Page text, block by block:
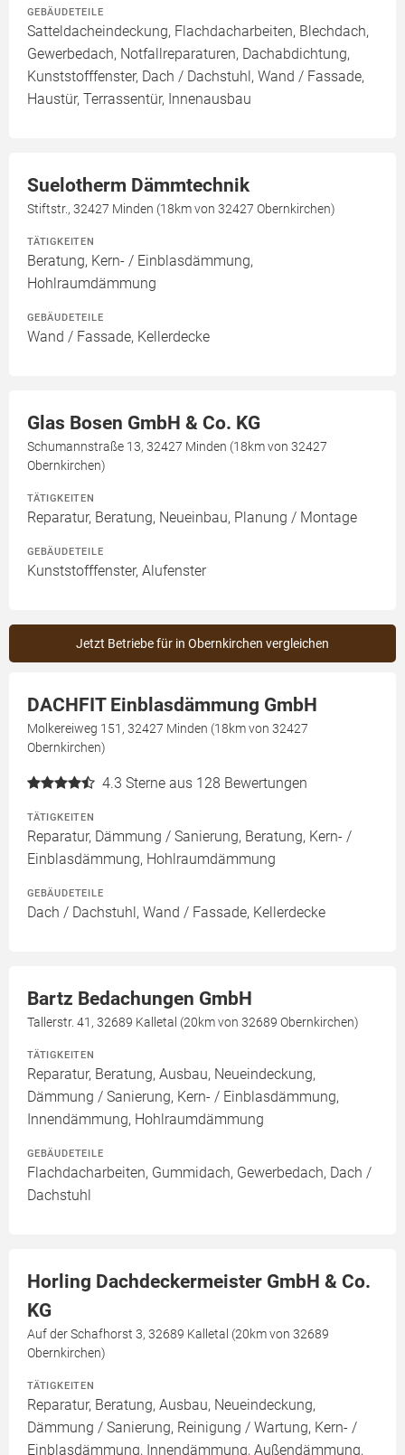
GEBÄUDETEILE
Satteldacheindeckung, Flachdacharbeiten, Blechdach,
Gewerbedach, Notfallreparaturen, Dachabdichtung,
Kunststofffenster, Dach / Dachstuhl, Wand / Fassade,
Haustür, Terrassentür, Innenausbau
Suelotherm Dämmtechnik
Stiftstr., 32427 Minden (18km von 32427 Obernkirchen)
TÄTIGKEITEN
Beratung, Kern- / Einblasdämmung,
Hohlraumdämmung
GEBÄUDETEILE
Wand / Fassade, Kellerdecke
Glas Bosen GmbH & Co. KG
Schumannstraße 13, 32427 Minden (18km von 32427
Obernkirchen)
TÄTIGKEITEN
Reparatur, Beratung, Neueinbau, Planung / Montage
GEBÄUDETEILE
Kunststofffenster, Alufenster
Jetzt Betriebe für in Obernkirchen vergleichen
DACHFIT Einblasdämmung GmbH
Molkereiweg 151, 32427 Minden (18km von 32427
Obernkirchen)
4.3 Sterne aus 128 Bewertungen
TÄTIGKEITEN
Reparatur, Dämmung / Sanierung, Beratung, Kern- /
Einblasdämmung, Hohlraumdämmung
GEBÄUDETEILE
Dach / Dachstuhl, Wand / Fassade, Kellerdecke
Bartz Bedachungen GmbH
Tallerstr. 41, 32689 Kalletal (20km von 32689 Obernkirchen)
TÄTIGKEITEN
Reparatur, Beratung, Ausbau, Neueindeckung,
Dämmung / Sanierung, Kern- / Einblasdämmung,
Innendämmung, Hohlraumdämmung
GEBÄUDETEILE
Flachdacharbeiten, Gummidach, Gewerbedach, Dach /
Dachstuhl
Horling Dachdeckermeister GmbH & Co.
KG
Auf der Schafhorst 3, 32689 Kalletal (20km von 32689
Obernkirchen)
TÄTIGKEITEN
Reparatur, Beratung, Ausbau, Neueindeckung,
Dämmung / Sanierung, Reinigung / Wartung, Kern- /
Einblasdämmung, Innendämmung, Außendämmung,